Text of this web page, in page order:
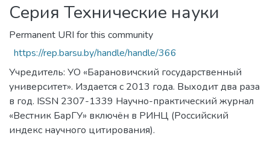
Серия Технические науки
Permanent URI for this community
https://rep.barsu.by/handle/handle/366
Учредитель: УО «Барановичский государственный
университет». Издается с 2013 года. Выходит два раза
в год. ISSN 2307-1339 Научно-практический журнал
«Вестник БарГУ» включён в РИНЦ (Российский
индекс научного цитирования).